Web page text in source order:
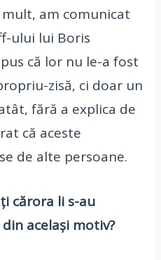
am comunicat
ului lui Boris
că lor nu le-a fost
zisă, ci doar un
fără a explica de
că aceste
de alte persoane.
cărora li s-au
același motiv?